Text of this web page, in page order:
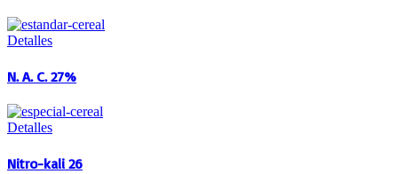
Detalles
N. A. C. 27%
Detalles
Nitro-kali 26